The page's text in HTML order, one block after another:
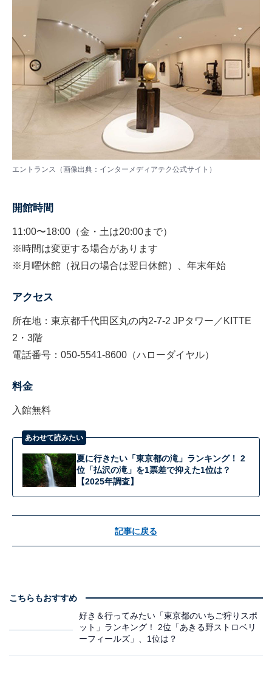
エントランス（画像出典：インターメディアテク公式サイト）
開館時間
11:00〜18:00（金・土は20:00まで）
※時間は変更する場合があります
※月曜休館（祝日の場合は翌日休館）、年末年始
アクセス
所在地：東京都千代田区丸の内2-7-2 JPタワー／KITTE
2・3階
電話番号：050-5541-8600（ハローダイヤル）
料金
入館無料
あわせて読みたい
夏に行きたい「東京都の滝」ランキング！ 2
位「払沢の滝」を1票差で抑えた1位は？
【2025年調査】
記事に戻る
こちらもおすすめ
好き＆行ってみたい「東京都のいちご狩りスポ
ット」ランキング！ 2位「あきる野ストロベリ
ーフィールズ」、1位は？